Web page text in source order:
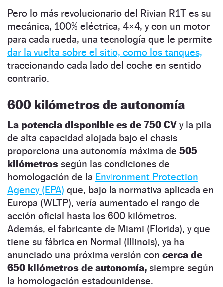
Pero lo más revolucionario del Rivian R1T es su
mecánica, 100% eléctrica, 4×4, y con un motor
para cada rueda, una tecnología que le permite
dar la vuelta sobre el sitio, como los tanques,
traccionando cada lado del coche en sentido
contrario.
600 kilómetros de autonomía
La potencia disponible es de 750 CV y la pila
de alta capacidad alojada bajo el chasis
proporciona una autonomía máxima de 505
kilómetros según las condiciones de
homologación de la Environment Protection
Agency (EPA) que, bajo la normativa aplicada en
Europa (WLTP), vería aumentado el rango de
acción oficial hasta los 600 kilómetros.
Además, el fabricante de Miami (Florida), y que
tiene su fábrica en Normal (Illinois), ya ha
anunciado una próxima versión con cerca de
650 kilómetros de autonomía, siempre según
la homologación estadounidense.